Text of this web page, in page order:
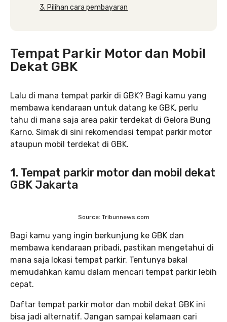
3. Pilihan cara pembayaran
Tempat Parkir Motor dan Mobil
Dekat GBK
Lalu di mana tempat parkir di GBK? Bagi kamu yang
membawa kendaraan untuk datang ke GBK, perlu
tahu di mana saja area pakir terdekat di Gelora Bung
Karno. Simak di sini rekomendasi tempat parkir motor
ataupun mobil terdekat di GBK.
1. Tempat parkir motor dan mobil dekat
GBK Jakarta
Source: Tribunnews.com
Bagi kamu yang ingin berkunjung ke GBK dan
membawa kendaraan pribadi, pastikan mengetahui di
mana saja lokasi tempat parkir. Tentunya bakal
memudahkan kamu dalam mencari tempat parkir lebih
cepat.
Daftar tempat parkir motor dan mobil dekat GBK ini
bisa jadi alternatif. Jangan sampai kelamaan cari